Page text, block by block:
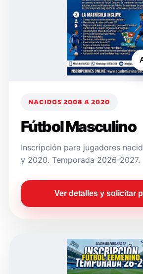
NACIDOS 2008 A 2020
Fútbol Masculino
Inscripción para jugadores
y 2020. Temporada 2026-2027.
Ver detalles y solicitar